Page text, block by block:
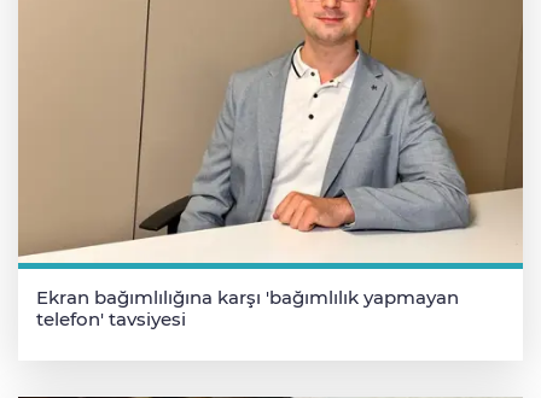
Ekran bağımlılığına karşı 'bağımlılık yapmayan
telefon' tavsiyesi